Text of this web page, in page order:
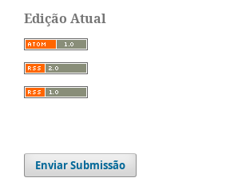
Edição Atual
Enviar Submissão